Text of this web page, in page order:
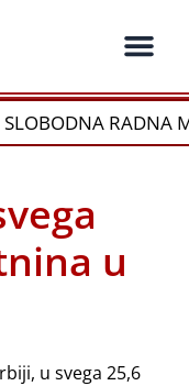
SLOBODNA RADNA
u
u svega 25,6